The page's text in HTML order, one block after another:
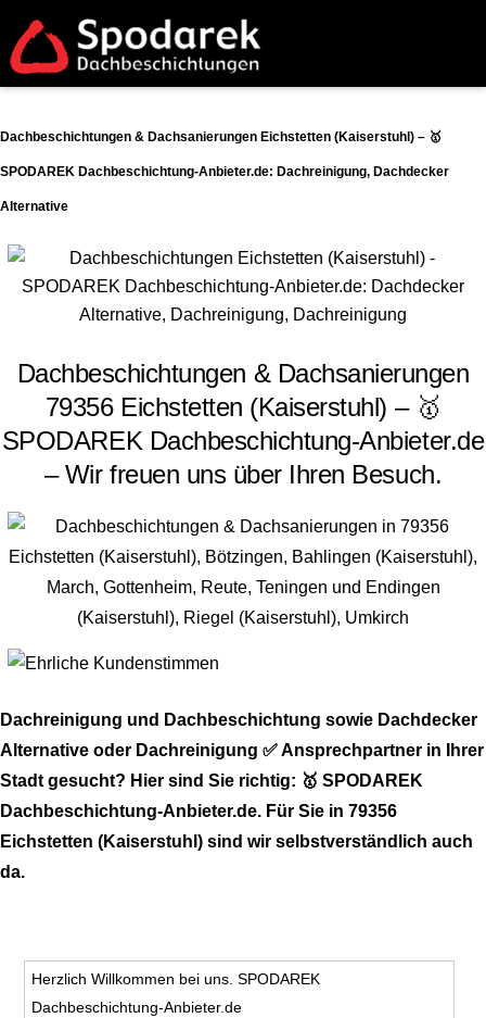
Dachbeschichtungen & Dachsanierungen Eichstetten (Kaiserstuhl) – 🥇
SPODAREK Dachbeschichtung-Anbieter.de: Dachreinigung, Dachdecker
Alternative
Dachbeschichtungen & Dachsanierungen
79356 Eichstetten (Kaiserstuhl) – 🥇
SPODAREK Dachbeschichtung-Anbieter.de
– Wir freuen uns über Ihren Besuch.
Dachreinigung und Dachbeschichtung sowie Dachdecker
Alternative oder Dachreinigung ✅ Ansprechpartner in Ihrer
Stadt gesucht? Hier sind Sie richtig: 🥇 SPODAREK
Dachbeschichtung-Anbieter.de. Für Sie in 79356
Eichstetten (Kaiserstuhl) sind wir selbstverständlich auch
da.
Herzlich Willkommen bei uns. SPODAREK
Dachbeschichtung-Anbieter.de